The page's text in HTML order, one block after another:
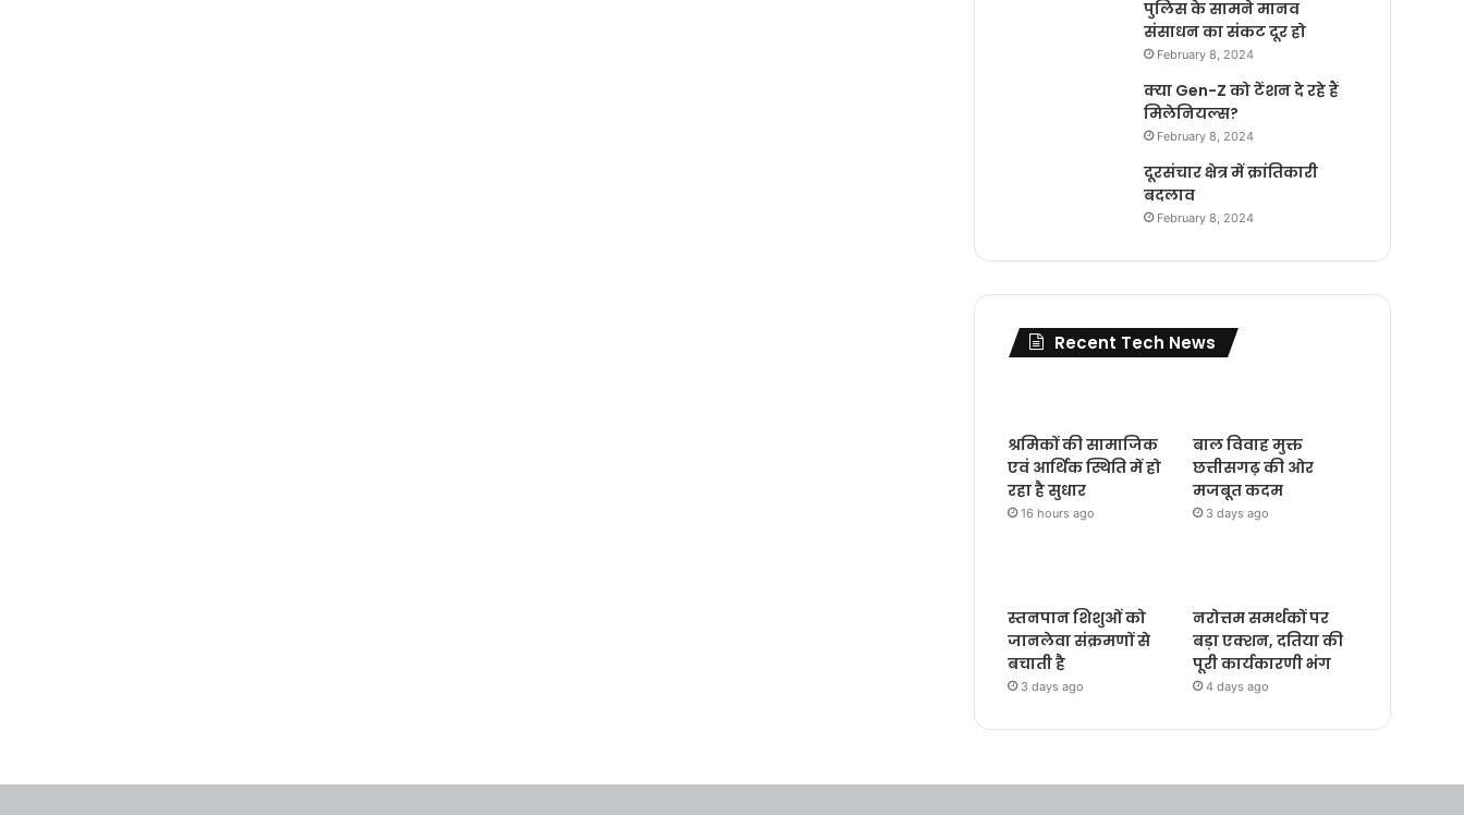
पुलिस के सामने मानव
संसाधन का संकट दूर हो
February 8, 2024
क्या Gen-Z को टेंशन दे रहे हैं
मिलेनियल्स?
February 8, 2024
दूरसंचार क्षेत्र में क्रांतिकारी
बदलाव
February 8, 2024
Recent Tech News
श्रमिकों की सामाजिक
एवं आर्थिक स्थिति में हो
रहा है सुधार
16 hours ago
बाल विवाह मुक्त
छत्तीसगढ़ की ओर
मजबूत कदम
3 days ago
स्तनपान शिशुओं को
जानलेवा संक्रमणों से
बचाती है
3 days ago
नरोत्तम समर्थकों पर
बड़ा एक्शन, दतिया की
पूरी कार्यकारणी भंग
4 days ago